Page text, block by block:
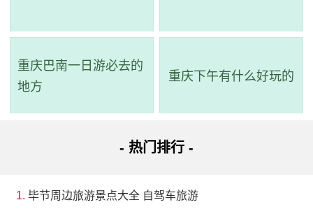
少年提供学习知识和拓展视野的好去处。
3、佗城景区
地址：广东省河源市龙川县佗城镇百岁街
东省首批公布的十一个历史文化名城之一后改为循州
重庆巴南一日游必去的
地方
重庆下午有什么好玩的
- 热门排行 -
毕节周边旅游景点大全 自驾车旅游